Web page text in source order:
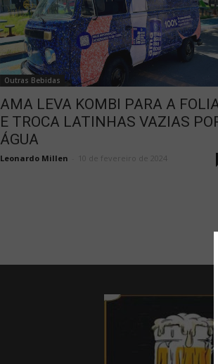
Outras Bebidas
AMA LEVA KOMBI PARA A
E TROCA LATINHAS VAZIAS
ÁGUA
Leonardo Millen 10 de fevereiro de 2024